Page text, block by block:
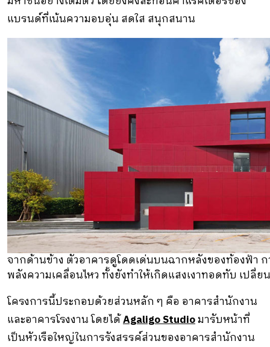
แบรนด์ที่เน้นความอบอุ่น สดใส สนุกสนาน
จากด้านข้าง ตัวอาคารดูโดดเด่นบนฉากหลังของท้องฟ้า
พลังความเคลื่อนไหว ทั้งยังทำให้เกิดแสงเงาทอดทับ เปลี่ย
โครงการนี้ประกอบด้วยส่วนหลัก ๆ คือ อาคารสำนักงาน
และอาคารโรงงาน โดยได้Agaligo Studioมารับหน้าที่
เป็นหัวเรือใหญ่ในการรังสรรค์ส่วนของอาคารสำนักงาน